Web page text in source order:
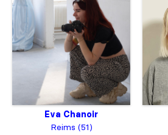
Eva Chanoir
Reims (51)